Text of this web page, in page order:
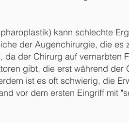
kann schlechte
der Augenchirurgie, die es
der Chirurg auf vernarbten
gibt, die erst während der
ist es oft schwierig, die
vor dem ersten Eingriff mit